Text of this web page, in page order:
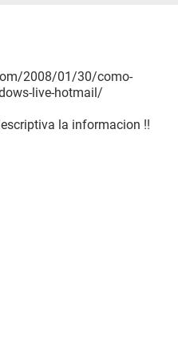
2008/01/30/como-
live-hotmail/
la informacion !!